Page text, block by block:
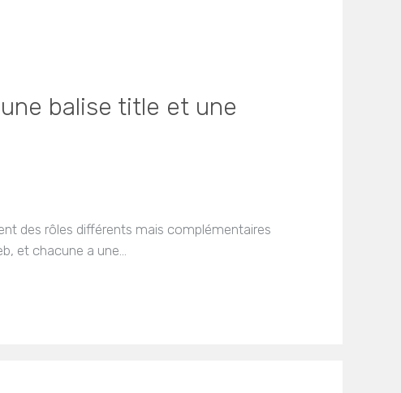
balise title et une
des rôles différents mais complémentaires
et chacune a une…